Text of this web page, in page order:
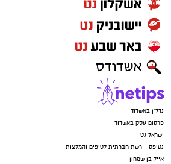
נדל"ן באשדוד
פרסום עסק באשדוד
ישראל נט
נטיפס - רשת חברתית לטיפים והמלצות
אייל בן שמחון